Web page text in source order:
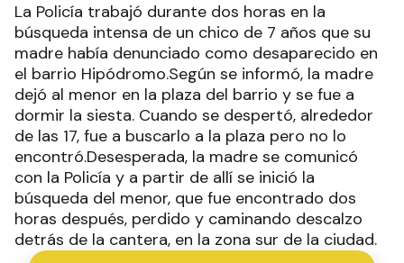
La Policía trabajó durante dos horas en la
búsqueda intensa de un chico de 7 años que su
madre había denunciado como desaparecido en
el barrio Hipódromo.Según se informó, la madre
dejó al menor en la plaza del barrio y se fue a
dormir la siesta. Cuando se despertó, alrededor
de las 17, fue a buscarlo a la plaza pero no lo
encontró.Desesperada, la madre se comunicó
con la Policía y a partir de allí se inició la
búsqueda del menor, que fue encontrado dos
horas después, perdido y caminando descalzo
detrás de la cantera, en la zona sur de la ciudad.